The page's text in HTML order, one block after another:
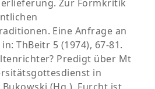
Zur Formkritik
Eine Anfrage an
ThBeitr 5 (1974), 67-81.
Predigt über Mt
in